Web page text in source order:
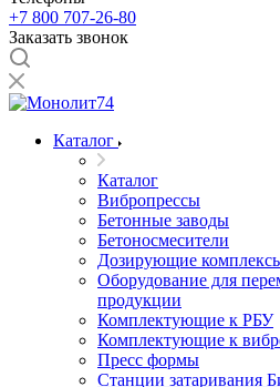
+7 800 707-26-80
Заказать звонок
Каталог
Каталог
Вибропрессы
Бетонные заводы
Бетоносмесители
Дозирующие
Оборудование для
продукции
Комплектующие к РБУ
Комплектующие к
Пресс формы
Станции затаривания